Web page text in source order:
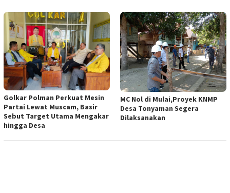
Golkar Polman Perkuat Mesin
Partai Lewat Muscam, Basir
Sebut Target Utama Mengakar
hingga Desa
MC Nol di Mulai,Proyek KNMP
Desa Tonyaman Segera
Dilaksanakan